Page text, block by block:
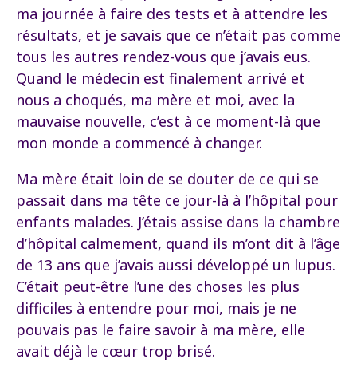
ma journée à faire des tests et à attendre les
résultats, et je savais que ce n’était pas comme
tous les autres rendez-vous que j’avais eus.
Quand le médecin est finalement arrivé et
nous a choqués, ma mère et moi, avec la
mauvaise nouvelle, c’est à ce moment-là que
mon monde a commencé à changer.
Ma mère était loin de se douter de ce qui se
passait dans ma tête ce jour-là à l’hôpital pour
enfants malades. J’étais assise dans la chambre
d’hôpital calmement, quand ils m’ont dit à l’âge
de 13 ans que j’avais aussi développé un lupus.
C’était peut-être l’une des choses les plus
difficiles à entendre pour moi, mais je ne
pouvais pas le faire savoir à ma mère, elle
avait déjà le cœur trop brisé.